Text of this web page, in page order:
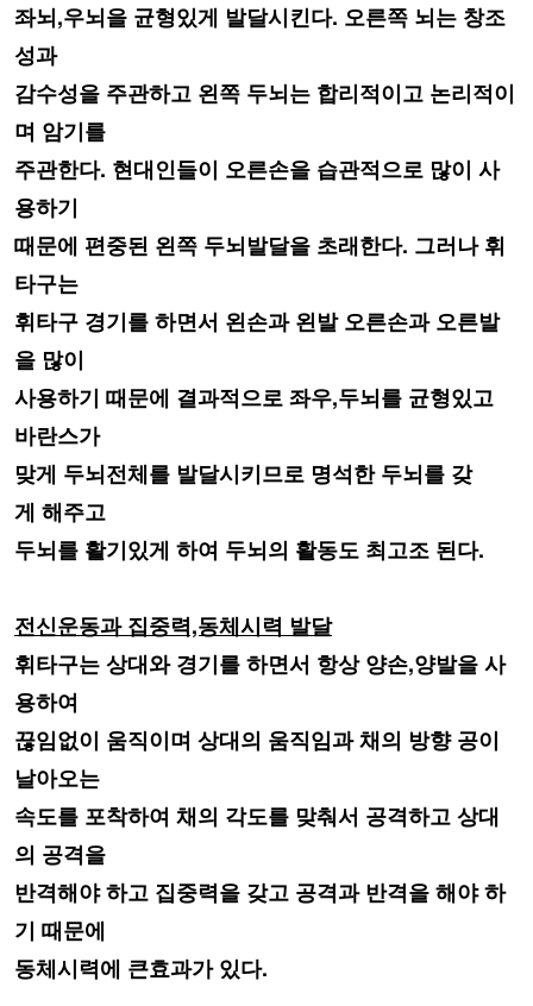
좌뇌,우뇌을 균형있게 발달시킨다. 오른쪽 뇌는 창조
성과
감수성을 주관하고 왼쪽 두뇌는 합리적이고 논리적이
며 암기를
주관한다. 현대인들이 오른손을 습관적으로 많이 사
용하기
때문에 편중된 왼쪽 두뇌발달을 초래한다. 그러나 휘
타구는
휘타구 경기를 하면서 왼손과 왼발 오른손과 오른발
을 많이
사용하기 때문에 결과적으로 좌우,두뇌를 균형있고
바란스가
맞게 두뇌전체를 발달시키므로 명석한 두뇌를 갖
게 해주고
두뇌를 활기있게 하여 두뇌의 활동도 최고조 된다.
전신운동과 집중력,동체시력 발달
휘타구는 상대와 경기를 하면서 항상 양손,양발을 사
용하여
끊임없이 움직이며 상대의 움직임과 채의 방향 공이
날아오는
속도를 포착하여 채의 각도를 맞춰서 공격하고상대
의 공격을
반격해야 하고 집중력을 갖고 공격과 반격을 해야 하
기 때문에
동체시력에 큰효과가 있다.